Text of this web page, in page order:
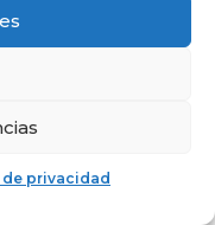
privacidad